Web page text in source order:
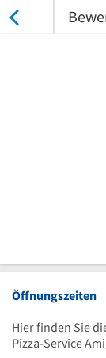
Öffnungszeiten
Hier finden Sie
Pizza-Service